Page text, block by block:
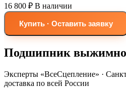
16 800 ₽ В наличии
Купить · Оставить заявку
Подшипник
Эксперты «ВсеСцепление» ·
доставка по всей России